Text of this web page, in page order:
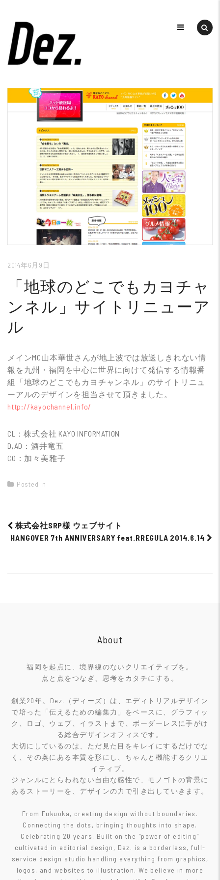
content
DEZ
デ
ザ
イ
ン
事
所
DEZ.
2014年6月9日
「地球のどこでもカヨチャ
ンネル」サイトリニューア
ル
メインMC山本華世さんが地上波では放送しきれない情
報を九州・福岡を中心に世界に向けて発信する情報番
組「地球のどこでもカヨチャンネル」のサイトリニュ
ーアルのデザインを担当させて頂きました。
http://kayochannel.info/
CL：株式会社 KAYO INFORMATION
D,AD：酒井竜五
CO：加々美雅子
Posted in
Post
株式会社SRP様 ウェブサイト
HANGOVER 7th ANNIVERSARY feat.RREGULA 2014.6.14
About
福岡を起点に、境界線のないクリエイティブを。
点と点をつなぎ、思考をカタチにする。
創業20年。Dez.（ディーズ）は、エディトリアルデザイン
で培った「伝えるための編集力」をベースに、グラフィッ
ク、ロゴ、ウェブ、イラストまで、ボーダーレスに手がけ
る総合デザインオフィスです。
大切にしているのは、ただ見た目をキレイにするだけでな
く、その奥にある本質を形にし、ちゃんと機能するクリエ
イティブ。
ジャンルにとらわれない自由な感性で、モノゴトの背景に
あるストーリーを、デザインの力で引き出していきます。
From Fukuoka, creating design without boundaries.
Connecting the dots, bringing thoughts into shape.
Celebrating 20 years. Built on the "power of editing"
cultivated in editorial design, Dez. is a borderless, full-
service design studio handling everything from graphics,
logos, and websites to illustration. We believe in more